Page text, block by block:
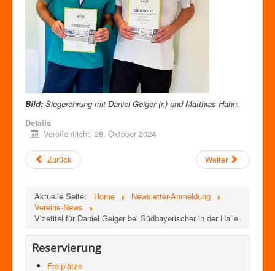
Bild: Siegerehrung mit Daniel Geiger (r.) und Matthias Hahn.
Details
Veröffentlicht: 28. Oktober 2024
Zurück Weiter
Aktuelle Seite: Home
Newsletter-Anmeldung
Vereins-News
Vizetitel für Daniel Geiger bei Südbayerischer in der Halle
Reservierung
Freiplätze